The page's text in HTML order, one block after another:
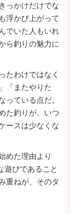
っかけだけでな
浮かび上がって
でいた人もいれ
ら釣りの魅力に
たわけではなく
「またやりた
っている点だ。
た釣りが、いつ
ースは少なくな
めた理由より
遊びであること
重ねが、そのタ